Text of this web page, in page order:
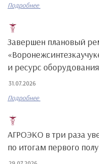
Подробнее
Завершен плановый
и ресурс оборудования
31.07.2026
Подробнее
АГРОЭКО в три раза
по итогам первого